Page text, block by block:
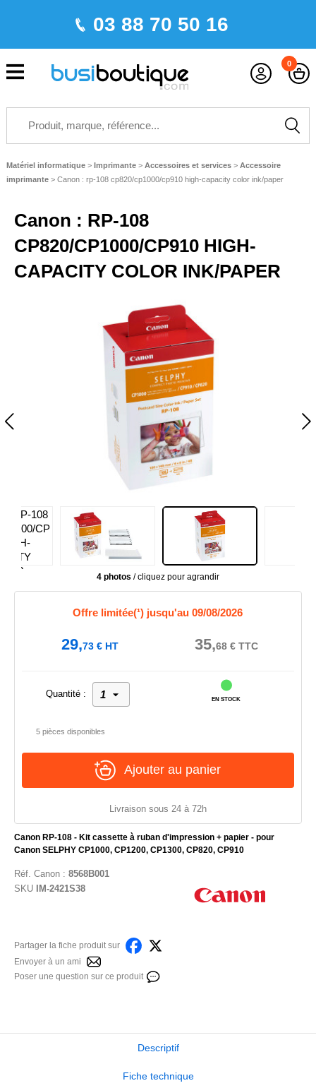
03 88 70 50 16
0
Matériel informatique > Imprimante > Accessoires et services > Accessoire
imprimante> Canon : rp-108 cp820/cp1000/cp910 high-capacity color ink/paper
Canon : RP-108
CP820/CP1000/CP910 HIGH-
CAPACITY COLOR INK/PAPER
4 photos / cliquez pour agrandir
Canon RP-108 - Kit cassette à ruban d'impression + papier - pour
Canon SELPHY CP1000, CP1200, CP1300, CP820, CP910
Réf. Canon: 8568B001
SKU
IM-2421S38
Partager la fiche produit sur
Envoyer à un ami
Poser une question sur ce produit
Offre limitée(¹) jusqu'au 09/08/2026
29,73€HT 35,68€TTC
Quantité :
EN STOCK
5 pièces disponibles
Ajouter au panier
Livraison sous 24 à 72h
Descriptif
Fiche technique